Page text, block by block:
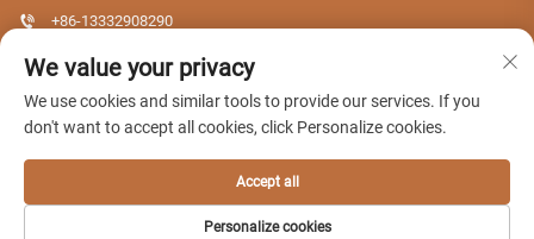
+86-13332908290
중국 광둥성 선전시 용화구 달랑지역 딩펑 과학기술단지 C동
개인정보 보호정책
We value your privacy
We use cookies and similar tools to provide our services. If you
don't want to accept all cookies, click Personalize cookies.
Personalize cookies
Accept all